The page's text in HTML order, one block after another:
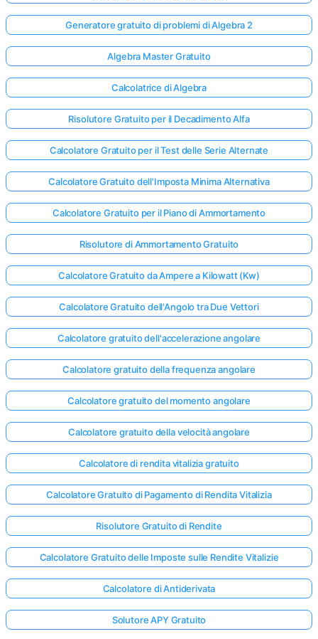
Generatore gratuito di problemi di Algebra 2
Algebra Master Gratuito
Calcolatrice di Algebra
Risolutore Gratuito per il Decadimento Alfa
Calcolatore Gratuito per il Test delle Serie Alternate
Calcolatore Gratuito dell'Imposta Minima Alternativa
Calcolatore Gratuito per il Piano di Ammortamento
Risolutore di Ammortamento Gratuito
Calcolatore Gratuito da Ampere a Kilowatt (Kw)
Calcolatore Gratuito dell'Angolo tra Due Vettori
Calcolatore gratuito dell'accelerazione angolare
Calcolatore gratuito della frequenza angolare
Calcolatore gratuito del momento angolare
Calcolatore gratuito della velocità angolare
Calcolatore di rendita vitalizia gratuito
Calcolatore Gratuito di Pagamento di Rendita Vitalizia
Risolutore Gratuito di Rendite
Calcolatore Gratuito delle Imposte sulle Rendite Vitalizie
Calcolatore di Antiderivata
Solutore APY Gratuito